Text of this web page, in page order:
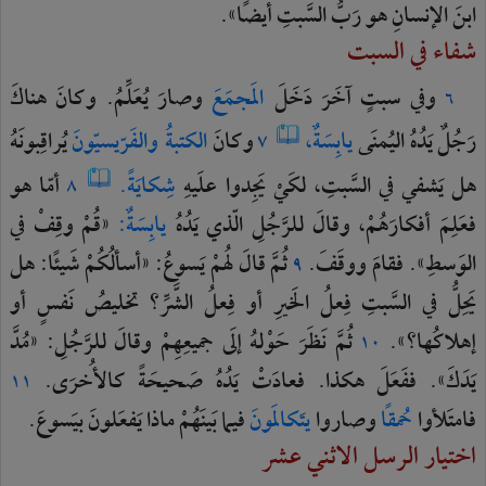
ابنَالإنسانِهورَبُّالسَّبتِأيضًا».
شفاء في السبت
٦ وفيسبتٍآخَرَدَخَلَ المَجمَعَ وصارَيُعَلِّمُ. وكانَهناكَ
رَجُلٌيَدُهُاليُمنَىيابِسَةٌ، ٧وكانَالكتبةُوالفَرّيسيّونَيُراقِبونَهُ
هليَشفيفيالسَّبتِ،لكَيْيَجِدوا علَيهِشِكايَةً. ٨ أمّاهو
فعَلِمَ أفكارَهُمْ،وقالَللرَّجُلِالّذييَدُهُيابِسَةٌ: «قُمْوقِفْ في
الوَسطِ».فقامَووقَفَ. ٩ثُمَّقالَلهُمْيَسوعُ:«أسألُكُمْشَيئًا:هل
يَحِلُّ في السَّبتِ فِعلُالخَيرِ أو فِعلُ الشَّرِّ؟تخليصُنَفسٍ أو
إهلاكُها؟». ١٠ ثُمَّنَظَرَحَوْلهُإلَىجميعِهِمْ وقالَللرَّجُلِ: «مُدَّ
يَدَكَ». ففَعَلَهكذا. فعادَتْيَدُهُ صَحيحَةً كالأُخرَى. ١١
فامتَلأواحُمقًاوصاروايتَكالَمونَفيمابَينَهُمْماذايَفعَلونَبيَسوعَ.
اختيار الرسل الاثني عشر